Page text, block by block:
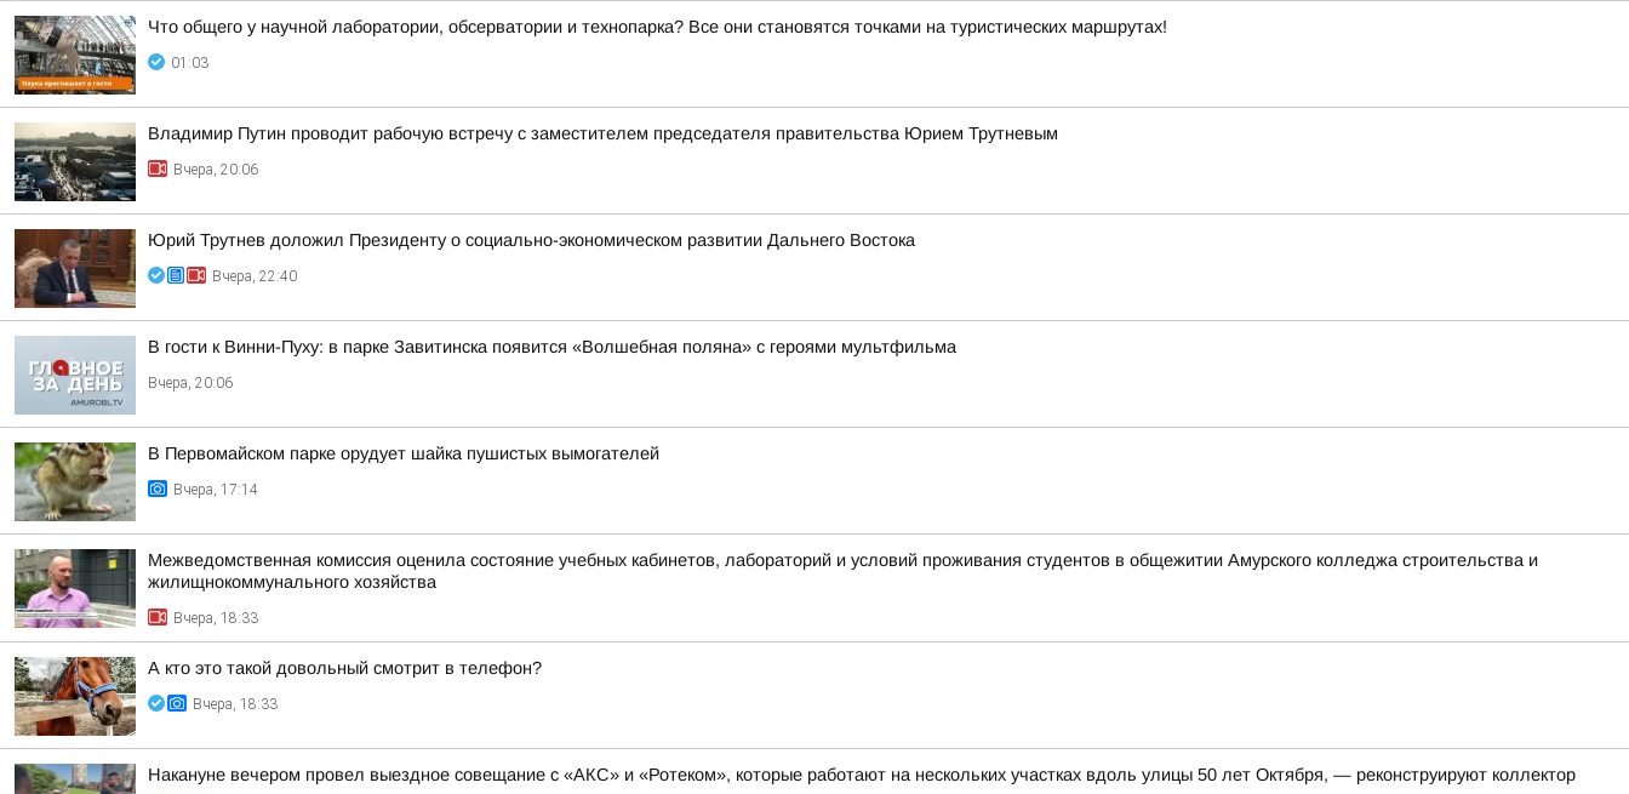
Что общего у научной лаборатории, обсерватории и технопарка? Все они становятся точками на туристических маршрутах!
01:03
Владимир Путин проводит рабочую встречу с заместителем председателя правительства Юрием Трутневым
Вчера, 20:06
Юрий Трутнев доложил Президенту о социально-экономическом развитии Дальнего Востока
Вчера, 22:40
В гости к Винни-Пуху: в парке Завитинска появится «Волшебная поляна» с героями мультфильма
Вчера, 20:06
В Первомайском парке орудует шайка пушистых вымогателей
Вчера, 17:14
Межведомственная комиссия оценила состояние учебных кабинетов, лабораторий и условий проживания студентов в общежитии Амурского колледжа строительства и
жилищнокоммунального хозяйства
Вчера, 18:33
А кто это такой довольный смотрит в телефон?
Вчера, 18:33
Накануне вечером провел выездное совещание с «АКС» и «Ротеком», которые работают на нескольких участках вдоль улицы 50 лет Октября, — реконструируют коллектор